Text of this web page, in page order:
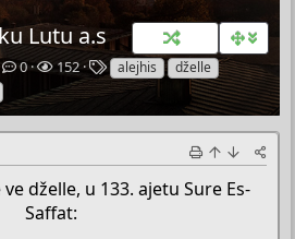
Lutu a.s
O
g
o
r
0
P
r
e
e
d
a
152
O
z
e
alejhis
dželle
ve dželle, u 133. ajetu Sure Es-
Saffat: